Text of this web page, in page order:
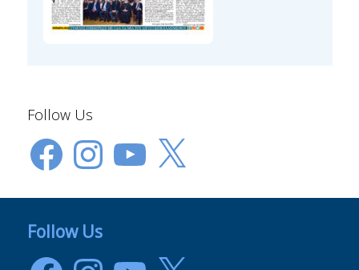
Follow Us
FacebookInstagramYouTube
X
Follow Us
FacebookInstagramYouTube
X